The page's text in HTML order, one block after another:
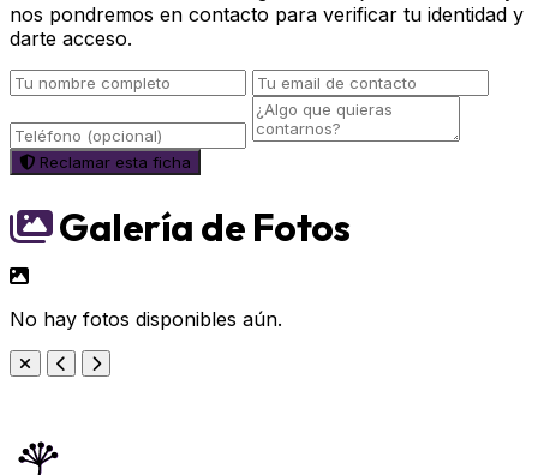
nos pondremos en contacto para verificar tu identidad y
darte acceso.
Reclamar esta ficha
Galería de Fotos
No hay fotos disponibles aún.